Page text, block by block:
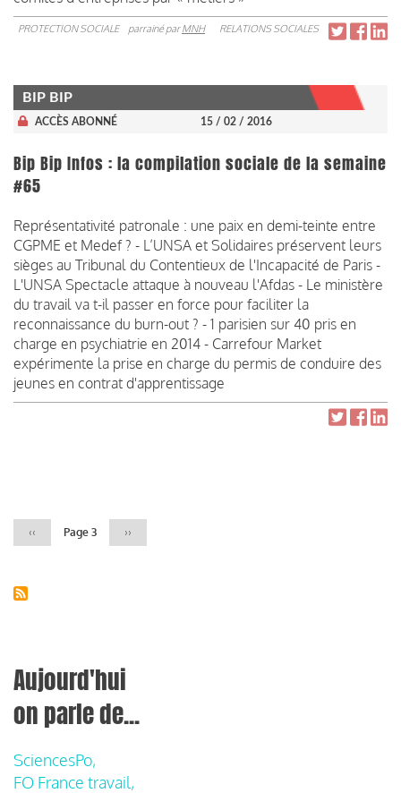
PROTECTION SOCIALE parrainé parMNH RELATIONS SOCIALES
BIP BIP
ACCÈS ABONNÉ 15 / 02 / 2016
Bip Bip Infos : la compilation sociale de la semaine
#65
Représentativité patronale : une paix en demi-teinte entre
CGPME et Medef ? - L’UNSA et Solidaires préservent leurs
sièges au Tribunal du Contentieux de l'Incapacité de Paris -
L'UNSA Spectacle attaque à nouveau l'Afdas - Le ministère
du travail va t-il passer en force pour faciliter la
reconnaissance du burn-out ? - 1 parisien sur 40 pris en
charge en psychiatrie en 2014 - Carrefour Market
expérimente la prise en charge du permis de conduire des
jeunes en contrat d'apprentissage
Page
précédente
‹‹ Page 3
Page
››
Aujourd'hui
on parle de...
SciencesPo,
FO France travail,